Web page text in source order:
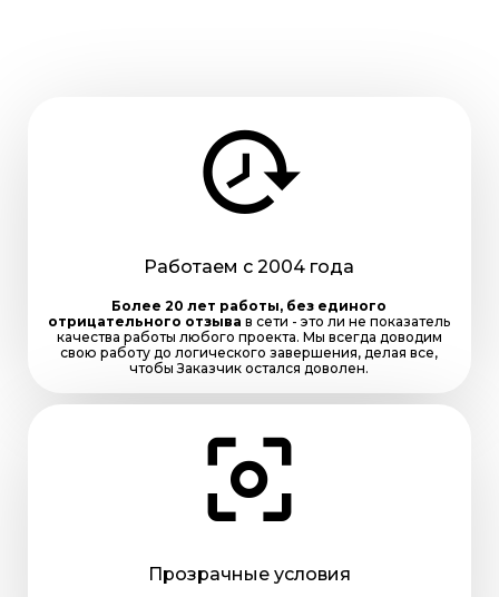
Работаем с 2004 года
Более 20 лет работы, без единого
отрицательного отзыва в сети - это ли не показатель
качества работы любого проекта. Мы всегда доводим
свою работу до логического завершения, делая все,
чтобы Заказчик остался доволен.
Прозрачные условия